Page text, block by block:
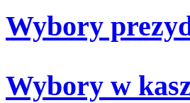
Wybory
Wybory w